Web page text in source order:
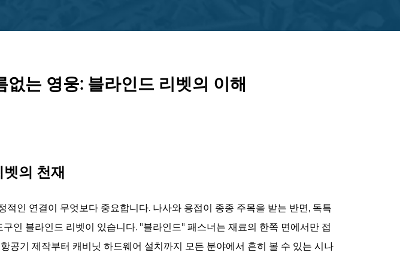
없는 영웅: 블라인드 리벳의 이해
의 천재
적인 연결이 무엇보다 중요합니다. 나사와 용접이 종종 주목을 받는 반면, 독특
인 블라인드 리벳이 있습니다. "블라인드" 패스너는 재료의 한쪽 면에서만 접
공기 제작부터 캐비닛 하드웨어 설치까지 모든 분야에서 흔히 볼 수 있는 시나